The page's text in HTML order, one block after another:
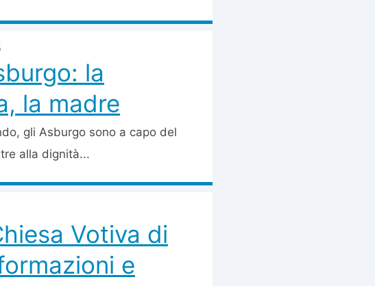
la
la madre
gli Asburgo sono a capo del
alla dignità...
Votiva di
e